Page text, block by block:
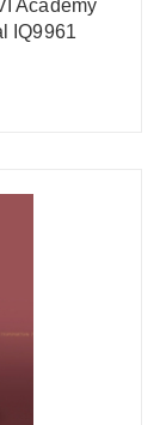
Academy
IQ9961